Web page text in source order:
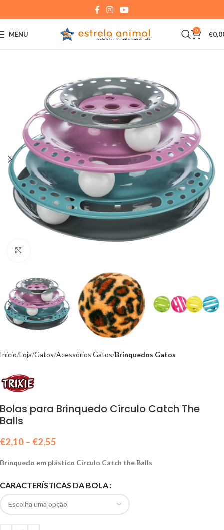
MENU 0 €
Início Loja Gatos Acessórios Gatos Brinquedos Gatos
Bolas para Brinquedo Círculo Catch The
Balls
€2,10 – €2,55
Brinquedo em plástico Círculo Catch the Balls
CARACTERÍSTICAS DA BOLA